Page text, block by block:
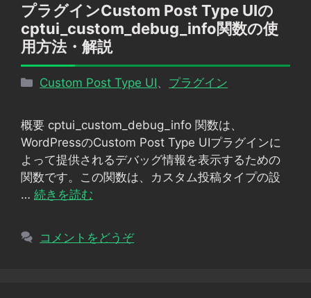
プラグインCustom Post Type UIの
cptui_custom_debug_info関数の使
用方法・解説
カ
リ
ー
Custom Post Type UI、 プラグイン
概要 cptui_custom_debug_info 関数は、
WordPressのCustom Post Type UIプラグインに
よって提供されるデバッグ情報を表示するための
関数です。この関数は、カスタム投稿タイプの設
… 続きを読む
コメントをどうぞ